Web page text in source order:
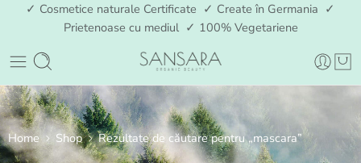
✓ Cosmetice naturale Certificate ✓ Create în Germania ✓
Prietenoase cu mediul ✓ 100% Vegetariene
Home Shop Rezultate de căutare pentru „mascara”